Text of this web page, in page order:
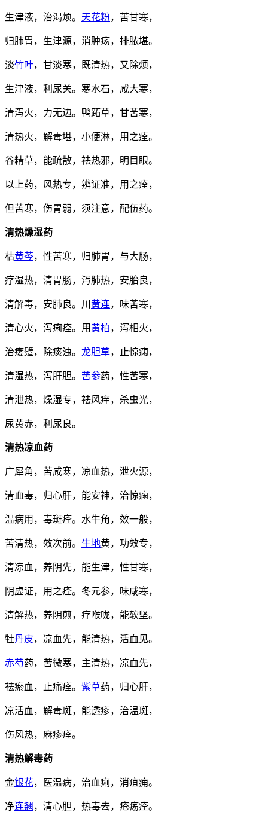
生津液，治渴烦。 天花粉，苦甘寒，
归肺胃，生津源，消肿疡，排脓堪。
淡竹叶，甘淡寒，既清热，又除烦，
生津液，利尿关。寒水石，咸大寒，
清泻火，力无边。鸭跖草，甘苦寒，
清热火，解毒堪，小便淋，用之痊。
谷精草，能疏散，祛热邪，明目眼。
以上药，风热专，辨证准，用之痊，
但苦寒，伤胃弱，须注意，配伍药。
清热燥湿药
枯黄芩，性苦寒，归肺胃，与大肠，
疗湿热，清胃肠，泻肺热，安胎良，
清解毒，安肺良。川 黄连，味苦寒，
清心火，泻痢痊。用黄柏，泻相火，
治痿躄，除痰浊。 龙胆草，止惊痫，
清湿热，泻肝胆。 苦参药，性苦寒，
清泄热，燥湿专，祛风痒，杀虫光，
尿黄赤，利尿良。
清热凉血药
广犀角，苦咸寒，凉血热，泄火源，
清血毒，归心肝，能安神，治惊痫，
温病用，毒斑痊。水牛角，效一般，
苦清热，效次前。 生地黄，功效专，
清凉血，养阴先，能生津，性甘寒，
阴虚证，用之痊。冬元参，味咸寒，
清解热，养阴煎，疗喉咙，能软坚。
牡丹皮，凉血先，能清热，活血见。
赤芍药，苦微寒，主清热，凉血先，
祛瘀血，止痛痊。 紫草药，归心肝，
凉活血，解毒斑，能透疹，治温斑，
伤风热，麻疹痊。
清热解毒药
金银花，医温病，治血痢，消疽痈。
净连翘 ，清心胆，热毒去，疮疡痊。